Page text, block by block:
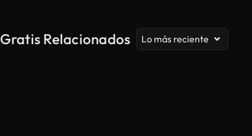
Relacionados Lo más reciente